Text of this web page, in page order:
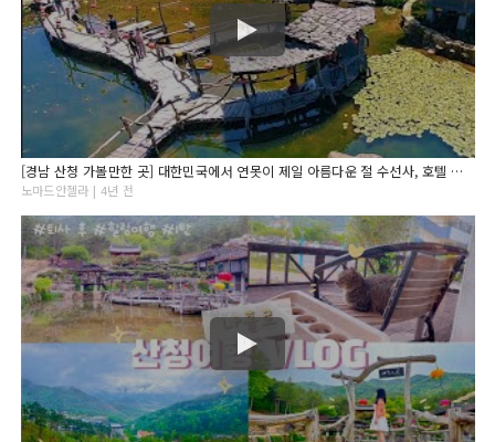
[경남 산청 가볼만한 곳] 대한민국에서 연못이 제일 아름다운 절 수선사, 호텔 뺨치는 아름다운 화장실은 덤 / 경남 산청 수선사
노마드안젤라 | 4년 전